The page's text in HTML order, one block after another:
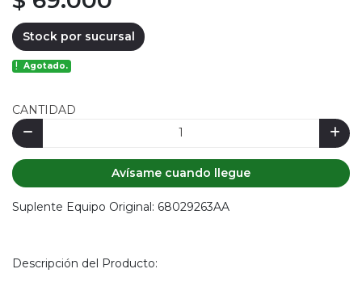
Stock por sucursal
Agotado.
CANTIDAD
Avísame cuando llegue
Suplente Equipo Original: 68029263AA
Descripción del Producto: